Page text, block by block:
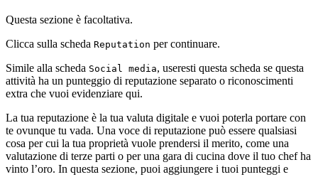
Questa sezione è facoltativa.
Clicca sulla scheda Reputation per continuare.
Simile alla scheda Social media, useresti questa scheda se questa
attività ha un punteggio di reputazione separato o riconoscimenti
extra che vuoi evidenziare qui.
La tua reputazione è la tua valuta digitale e vuoi poterla portare con
te ovunque tu vada. Una voce di reputazione può essere qualsiasi
cosa per cui la tua proprietà vuole prendersi il merito, come una
valutazione di terze parti o per una gara di cucina dove il tuo chef ha
vinto l’oro. In questa sezione, puoi aggiungere i tuoi punteggi e